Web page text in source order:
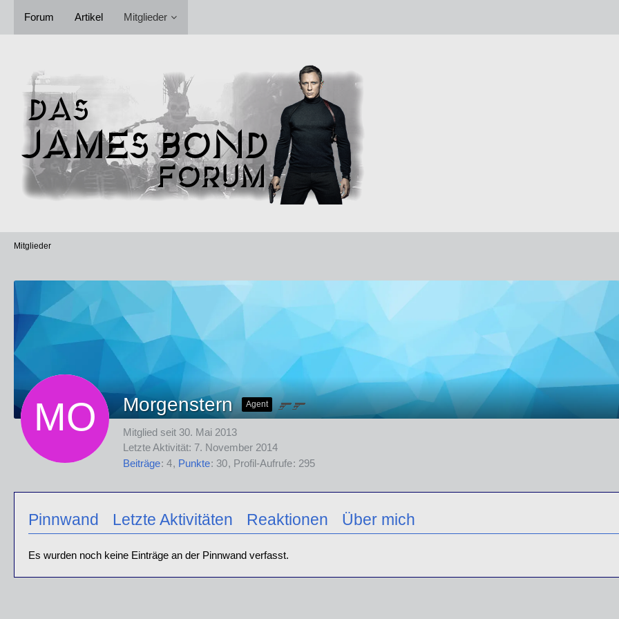
Forum Artikel Mitglieder
Mitglieder
Morgenstern Agent
Mitglied seit 30. Mai 2013
Letzte Aktivität: 7. November 2014
Beiträge 4 Punkte 30 Profil-Aufrufe 295
Pinnwand Letzte Aktivitäten Reaktionen Über mich
Es wurden noch keine Einträge an der Pinnwand verfasst.